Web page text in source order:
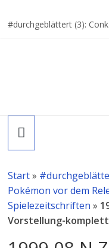
Inhalt
#durchgeblättert (3):
Blog
mit
aktuellen
Preislisten
und
Videospielgeschichte!
Start»
Pokémon vor dem
Spielezeitschriften »
Vorstellung-komplett